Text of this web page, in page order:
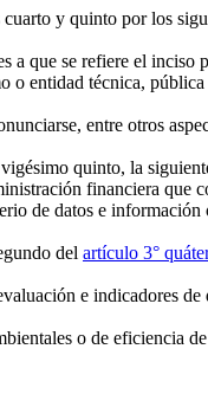
y quinto por los
que se refiere el inciso
o entidad técnica,
entre otros
quinto, la
financiera que
de datos e
del artículo 3° quáter
e indicadores de
o de eficiencia